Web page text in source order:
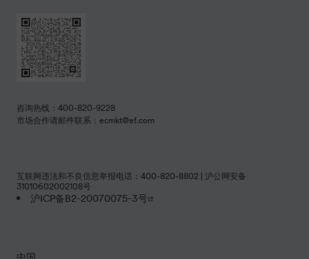
咨询热线：400-820-9228
市场合作请邮件联系：ecmkt@ef.com
互联网违法和不良信息举报电话：400-820-8802 | 沪公网安备
31010602002108号
沪ICP备B2-20070075-3号